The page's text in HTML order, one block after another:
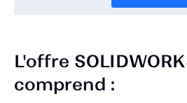
L'offre
comprend :